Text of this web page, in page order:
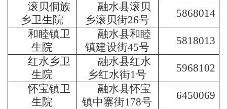
滚贝侗族
乡卫生院
融水县滚贝
乡滚贝街26号
5868014
和睦镇卫
生院
融水县和睦
镇建设街45号
5818013
红水乡卫
生院
融水县红水
乡红水街1号
5968102
怀宝镇卫
生院
融水县怀宝
镇中寨街178号
6450069